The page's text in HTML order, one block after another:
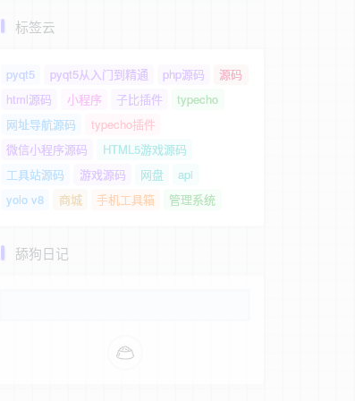
标签云
pyqt5 pyqt5从入门到精通 php源码
源码
html源码
小程序 子比插件
typecho
网址导航源码
typecho插件
微信小程序源码
HTML5游戏源码
工具站源码
游戏源码 网盘
api
yolo v8
商城 手机工具箱 管理系统
舔狗日记